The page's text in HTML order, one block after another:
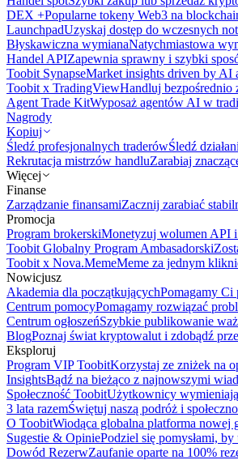
DEX +Popularne tokeny Web3 na
LaunchpadUzyskaj dostęp do wczesnych
Błyskawiczna wymianaNatychmiastowa
Handel APIZapewnia sprawny i szybki
Toobit SynapseMarket insights driven by AI
Toobit x TradingViewHandluj
Agent Trade KitWyposaż agentów AI w
Nagrody
Kopiuj
Śledź profesjonalnych traderówŚledź
Rekrutacja mistrzów handluZarabiaj
Więcej
Finanse
Zarządzanie finansamiZacznij zarabiać
Promocja
Program brokerskiMonetyzuj wolumen API
Toobit Globalny Program Ambasadorski
Toobit x Nova.MemeMeme za jednym
Nowicjusz
Akademia dla początkującychPomagamy Ci
Centrum pomocyPomagamy rozwiązać
Centrum ogłoszeńSzybkie publikowanie
BlogPoznaj świat kryptowalut i zdobądź
Eksploruj
Program VIP ToobitKorzystaj ze zniżek na
InsightsBądź na bieżąco z najnowszymi
Społeczność ToobitUżytkownicy
3 lata razemŚwiętuj naszą podróż i
O ToobitWiodąca globalna platforma nowej
Sugestie & OpiniePodziel się pomysłami, by
Dowód RezerwZaufanie oparte na 100%